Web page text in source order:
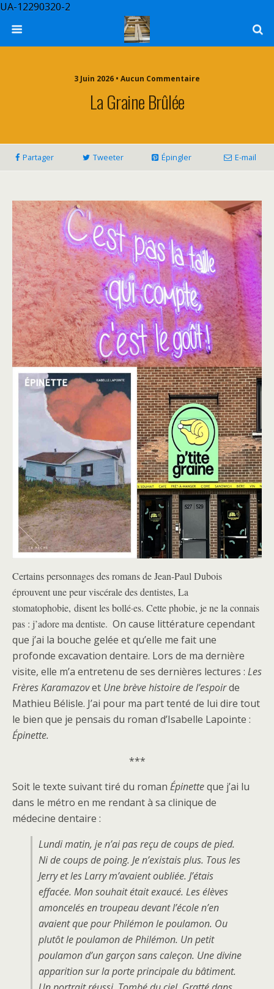
UA-12290320-2
3 Juin 2026 • Aucun Commentaire
La Graine Brûlée
Partager Tweeter Épingler E-mail
Certains personnages des romans de Jean-Paul Dubois
éprouvent une peur viscérale des dentistes, La
stomatophobie, disent les bollé·es. Cette phobie, je ne la connais
pas : j’adore ma dentiste. On cause littérature cependant
que j’ai la bouche gelée et qu’elle me fait une
profonde excavation dentaire. Lors de ma dernière
visite, elle m’a entretenu de ses dernières lectures : Les
Frères Karamazovet Une brève histoire de l’espoirde
Mathieu Bélisle. J’ai pour ma part tenté de lui dire tout
le bien que je pensais du roman d’Isabelle Lapointe :
Épinette.
***
Soit le texte suivant tiré du roman Épinetteque j’ai lu
dans le métro en me rendant à sa clinique de
médecine dentaire :
Lundi matin, je n’ai pas reçu de coups de pied.
Ni de coups de poing. Je n’existais plus. Tous les
Jerry et les Larry m’avaient oubliée. J’étais
effacée. Mon souhait était exaucé. Les élèves
amoncelés en troupeau devant l’école n’en
avaient que pour Philémon le poulamon. Ou
plutôt le poulamon de Philémon. Un petit
poulamon d’un garçon sans caleçon. Une divine
apparition sur la porte principale du bâtiment.